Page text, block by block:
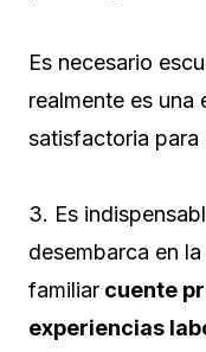
Es necesario
realmente es
satisfactoria para
3. Es
desembarca en
familiar cuente
experiencias